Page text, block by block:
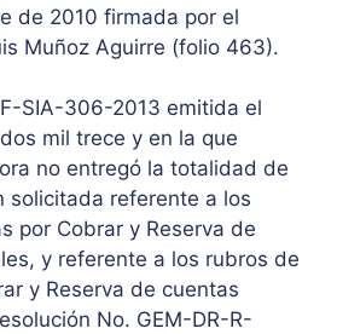
de 2010 firmada por el
Muñoz Aguirre (folio 463).
SIA-306-2013 emitida el
mil trece y en la que
no entregó la totalidad de
solicitada referente a los
por Cobrar y Reserva de
y referente a los rubros de
y Reserva de cuentas
No. GEM-DR-R-